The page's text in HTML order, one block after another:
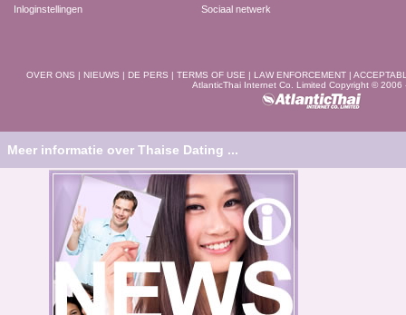
Inloginstellingen
Sociaal netwerk
OVER ONS | NIEUWS | DE PERS | TERMS OF USE | LAW ENFORCEMENT |
AtlanticThai Internet Co. Limited Copyright © 2006
Meer informatie over Thaise Dating ...